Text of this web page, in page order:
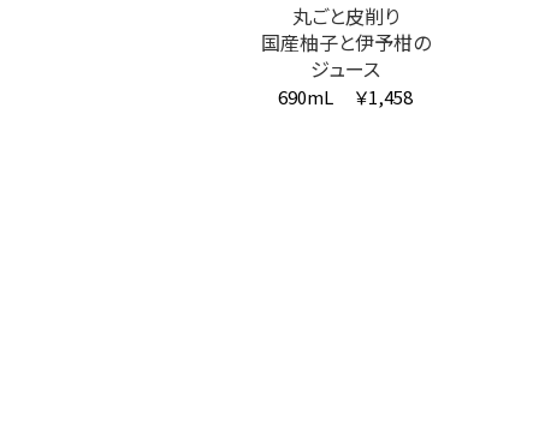
丸ごと皮削り
国産柚子と伊予柑の
ジュース
690mL ￥1,458